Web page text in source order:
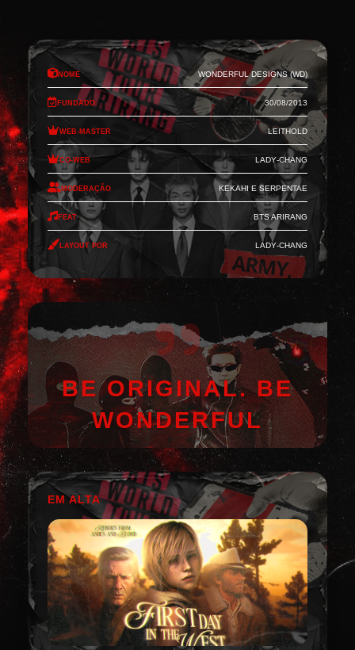
Nome Wonderful Designs (WD)
Fundado 30/08/2013
Web-Master Leithold
Co-Web Lady-Chang
Moderação Kekahi e Serpentae
Feat BTS Arirang
Layout por Lady-Chang
BE ORIGINAL. BE
WONDERFUL
EM ALTA